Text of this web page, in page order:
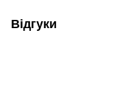
Відгуки